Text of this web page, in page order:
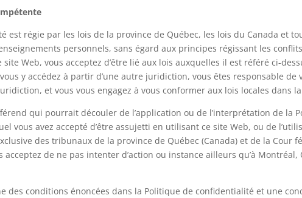
est régie par les lois de la province de Québec, les lois du Canada et
personnels, sans égard aux principes régissant les
Web, vous acceptez d’être lié aux lois auxquelles il est référé ci-
y accédez à partir d’une autre juridiction, vous êtes responsable
et vous vous engagez à vous conformer aux lois locales dans
qui pourrait découler de l’application ou de l’interprétation de la
vous avez accepté d’être assujetti en utilisant ce site Web, ou de
des tribunaux de la province de Québec (Canada) et de la
acceptez de ne pas intenter d’action ou instance ailleurs qu’à
des conditions énoncées dans la Politique de confidentialité et une